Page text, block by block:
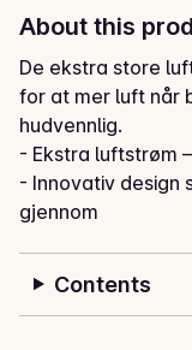
About this
De ekstra store
for at mer luft når
hudvennlig.
- Ekstra luftstrøm
- Innovativ design
gjennom
- Roer ned og
Contents